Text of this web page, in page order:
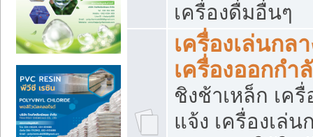
เครื่องดื่มอื่นๆ
เครื่องเล่นกล
เครื่องออกกำ
ชิงช้าเหล็ก เค
แจ้ง เครื่องเล่น